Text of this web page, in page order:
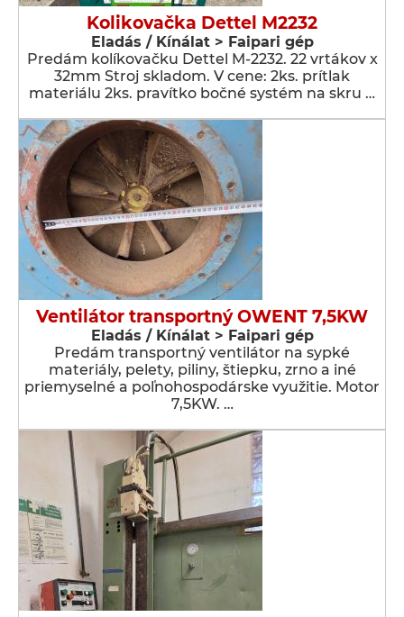
Kolikovačka Dettel M2232
Eladás / Kínálat > Faipari gép
Predám kolíkovačku Dettel M-2232. 22 vrtákov x
32mm Stroj skladom. V cene: 2ks. prítlak
materiálu 2ks. pravítko bočné systém na skru …
Ventilátor transportný OWENT 7,5KW
Eladás / Kínálat > Faipari gép
Predám transportný ventilátor na sypké
materiály, pelety, piliny, štiepku, zrno a iné
priemyselné a poľnohospodárske využitie. Motor
7,5KW. …